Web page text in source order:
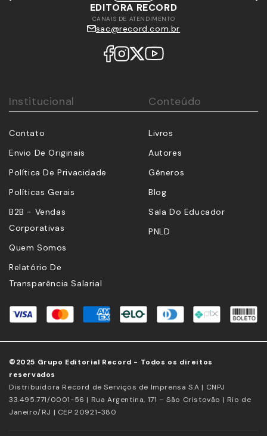
EDITORA RECORD
CANAIS DE ATENDIMENTO
sac@record.com.br
Institucional Conteúdo
Contato
Envio De Originais
Política De Privacidade
Políticas Gerais
B2B - Vendas
Corporativas
Quem Somos
Relatório De
Transparência Salarial
Livros
Autores
Gêneros
Blog
Sala Do Educador
PNLD
©2025 Grupo Editorial Record - Todos os direitos
reservados
Distribuidora Record de Serviços de Imprensa S.A | CNPJ
33.495.771/0001-56 | Rua Argentina, 171 – São Cristovão | Rio de
Janeiro/RJ | CEP 20921-380